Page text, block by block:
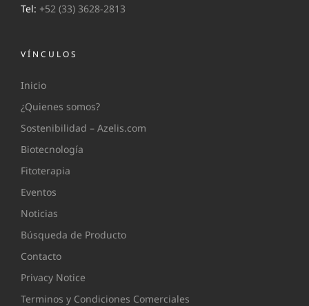
Tel: +52 (33) 3628-2813
VÍNCULOS
Inicio
¿Quienes somos?
Sostenibilidad – Azelis.com
Biotecnología
Fitoterapia
Eventos
Noticias
Búsqueda de Producto
Contacto
Privacy Notice
Terminos y Condiciones Comerciales